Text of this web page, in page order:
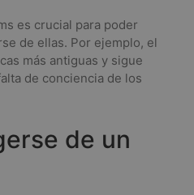
es crucial para poder
de ellas. Por ejemplo, el
más antiguas y sigue
de conciencia de los
de un